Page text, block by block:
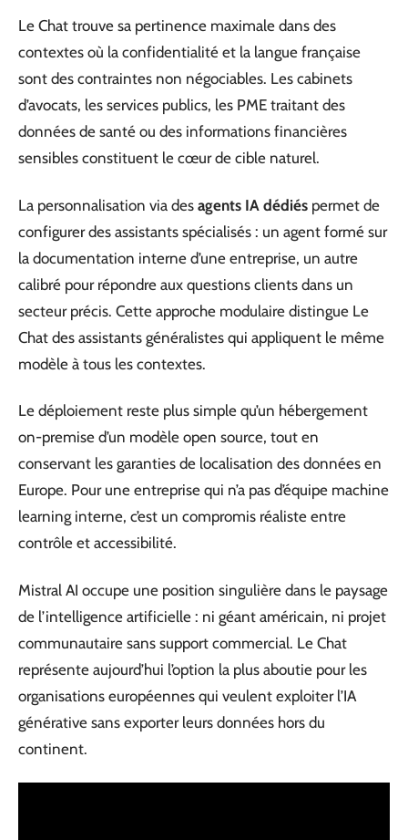
Le Chat trouve sa pertinence maximale dans des
contextes où la confidentialité et la langue française
sont des contraintes non négociables. Les cabinets
d’avocats, les services publics, les PME traitant des
données de santé ou des informations financières
sensibles constituent le cœur de cible naturel.
La personnalisation via des agents IA dédiés permet de
configurer des assistants spécialisés : un agent formé sur
la documentation interne d’une entreprise, un autre
calibré pour répondre aux questions clients dans un
secteur précis. Cette approche modulaire distingue Le
Chat des assistants généralistes qui appliquent le même
modèle à tous les contextes.
Le déploiement reste plus simple qu’un hébergement
on-premise d’un modèle open source, tout en
conservant les garanties de localisation des données en
Europe. Pour une entreprise qui n’a pas d’équipe machine
learning interne, c’est un compromis réaliste entre
contrôle et accessibilité.
Mistral AI occupe une position singulière dans le paysage
de l’intelligence artificielle : ni géant américain, ni projet
communautaire sans support commercial. Le Chat
représente aujourd’hui l’option la plus aboutie pour les
organisations européennes qui veulent exploiter l’IA
générative sans exporter leurs données hors du
continent.